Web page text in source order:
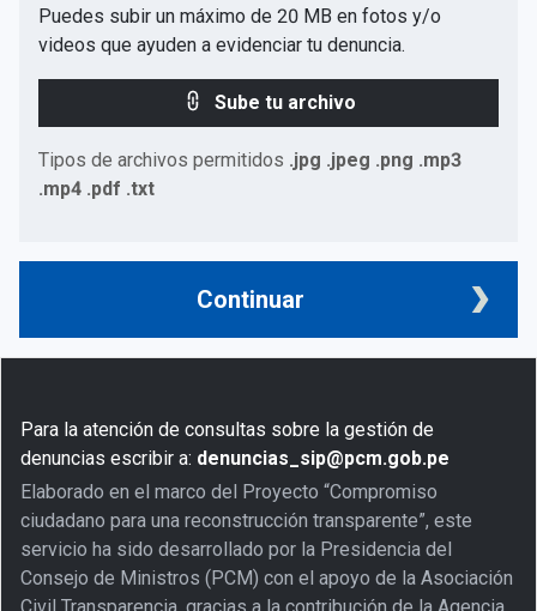
Puedes subir un máximo de 20 MB en fotos y/o
videos que ayuden a evidenciar tu denuncia.
Sube tu archivo
Tipos de archivos permitidos .jpg .jpeg .png .mp3
.mp4 .pdf .txt
Continuar
Para la atención de consultas sobre la gestión de
denuncias escribir a: denuncias_sip@pcm.gob.pe
Elaborado en el marco del Proyecto “Compromiso
ciudadano para una reconstrucción transparente”, este
servicio ha sido desarrollado por la Presidencia del
Consejo de Ministros (PCM) con el apoyo de la Asociación